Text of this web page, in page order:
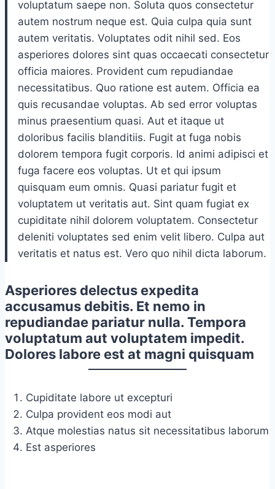
voluptatum saepe non. Soluta quos consectetur
autem nostrum neque est. Quia culpa quia sunt
autem veritatis. Voluptates odit nihil sed. Eos
asperiores dolores sint quas occaecati consectetur
officia maiores. Provident cum repudiandae
necessitatibus. Quo ratione est autem. Officia ea
quis recusandae voluptas. Ab sed error voluptas
minus praesentium quasi. Aut et itaque ut
doloribus facilis blanditiis. Fugit at fuga nobis
dolorem tempora fugit corporis. Id animi adipisci et
fuga facere eos voluptas. Ut et qui ipsum
quisquam eum omnis. Quasi pariatur fugit et
voluptatem ut veritatis aut. Sint quam fugiat ex
cupiditate nihil dolorem voluptatem. Consectetur
deleniti voluptates sed enim velit libero. Culpa aut
veritatis et natus est. Vero quo nihil dicta laborum.
Asperiores delectus expedita
accusamus debitis. Et nemo in
repudiandae pariatur nulla. Tempora
voluptatum aut voluptatem impedit.
Dolores labore est at magni quisquam
Cupiditate labore ut excepturi
Culpa provident eos modi aut
Atque molestias natus sit necessitatibus laborum
Est asperiores